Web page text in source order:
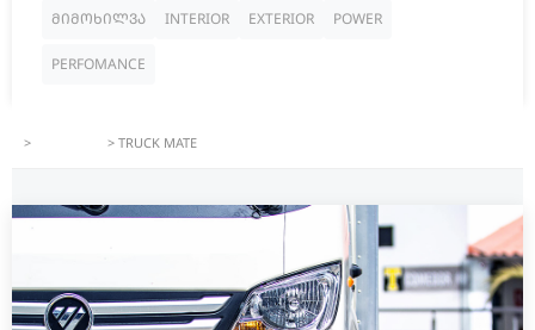
მიმოხილვა INTERIOR EXTERIOR POWER
PERFOMANCE
> > TRUCK MATE